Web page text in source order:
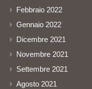
Febbraio 2022
Gennaio 2022
Dicembre 2021
Novembre 2021
Settembre 2021
Agosto 2021